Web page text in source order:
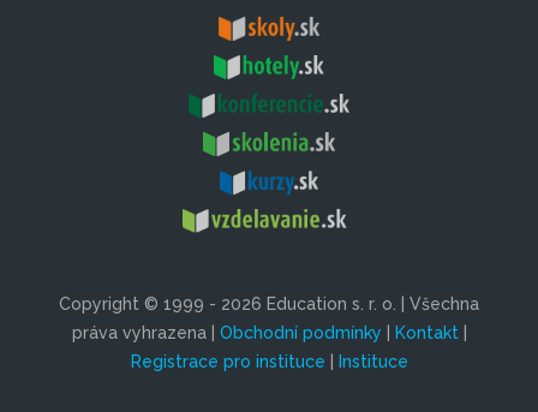
Copyright © 1999 - 2026 Education s. r. o. | Všechna
práva vyhrazena | Obchodní podmínky Kontakt|
Registrace pro instituce
Instituce